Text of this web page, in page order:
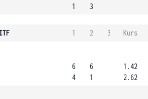
1
3
1 2 3
Kurs
6
4
6
1
1.42
2.62